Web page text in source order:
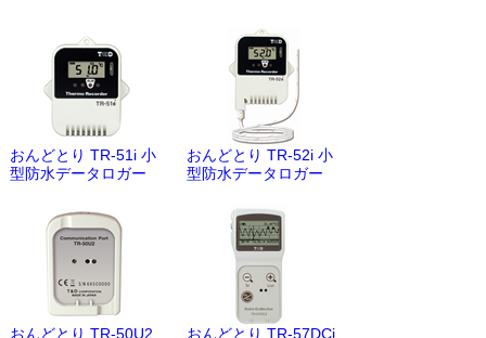
おんどとり TR-51i 小
型防水データロガー
おんどとり TR-52i 小
型防水データロガー
おんどとり TR-50U2
おんどとり TR-57DCi